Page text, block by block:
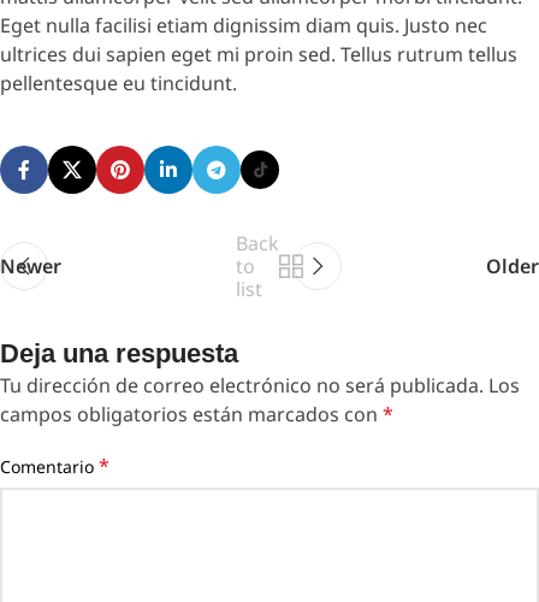
Eget nulla facilisi etiam dignissim diam quis. Justo nec
ultrices dui sapien eget mi proin sed. Tellus rutrum tellus
pellentesque eu tincidunt.
Newer
Back
to
list
Older
Deja una respuesta
Tu dirección de correo electrónico no será publicada. Los
campos obligatorios están marcados con *
Comentario *